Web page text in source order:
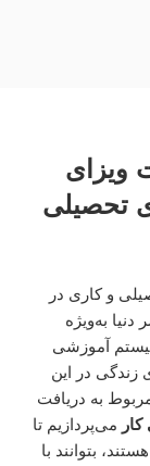
ویزای
تحصیلی
و کاری در
به‌ویژه
آموزشی
در این
به دریافت
کار می‌پردازیم تا
بتوانند با